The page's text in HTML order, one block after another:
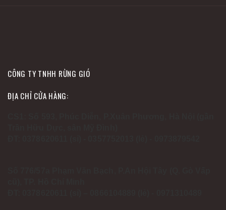
CÔNG TY TNHH RỪNG GIÓ
ĐỊA CHỈ CỬA HÀNG: